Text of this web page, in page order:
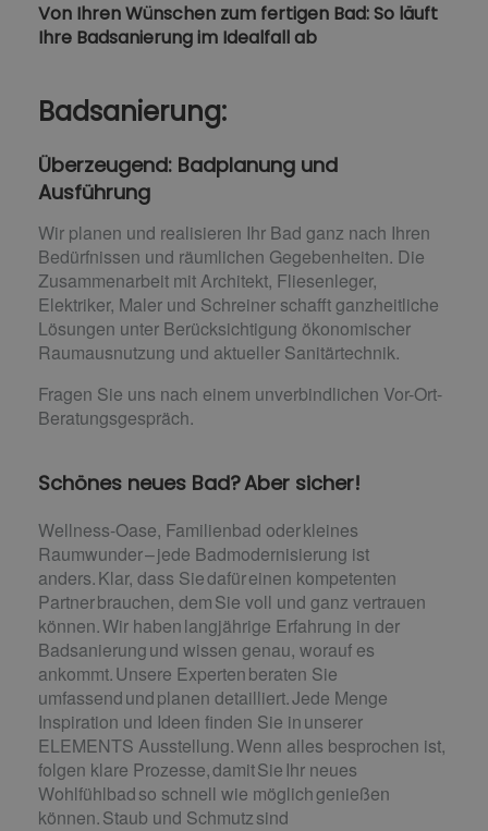
Von Ihren Wünschen zum fertigen Bad: So läuft
Ihre Badsanierung im Idealfall ab
Badsanierung:
Überzeugend: Badplanung und
Ausführung
Wir planen und realisieren Ihr Bad ganz nach Ihren
Bedürfnissen und räumlichen Gegebenheiten. Die
Zusammenarbeit mit Architekt, Fliesenleger,
Elektriker, Maler und Schreiner schafft ganzheitliche
Lösungen unter Berücksichtigung ökonomischer
Raumausnutzung und aktueller Sanitärtechnik.
Fragen Sie uns nach einem unverbindlichen Vor-Ort-
Beratungsgespräch.
Schönes neues Bad? Aber sicher!
Wellness-Oase, Familienbad oder kleines
Raumwunder – jede Badmodernisierung ist
anders. Klar, dass Sie dafür einen kompetenten
Partner brauchen, dem Sie voll und ganz vertrauen
können. Wir haben langjährige Erfahrung in der
Badsanierung und wissen genau, worauf es
ankommt. Unsere Experten beraten Sie
umfassend und planen detailliert. Jede Menge
Inspiration und Ideen finden Sie in unserer
ELEMENTS Ausstellung. Wenn alles besprochen ist,
folgen klare Prozesse, damit Sie Ihr neues
Wohlfühlbad so schnell wie möglich genießen
können. Staub und Schmutz sind